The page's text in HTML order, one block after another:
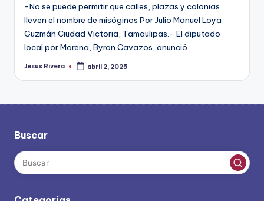
-No se puede permitir que calles, plazas y colonias
lleven el nombre de misóginos Por Julio Manuel Loya
Guzmán Ciudad Victoria, Tamaulipas.- El diputado
local por Morena, Byron Cavazos, anunció…
Publicado
Jesus Rivera abril 2, 2025
Buscar